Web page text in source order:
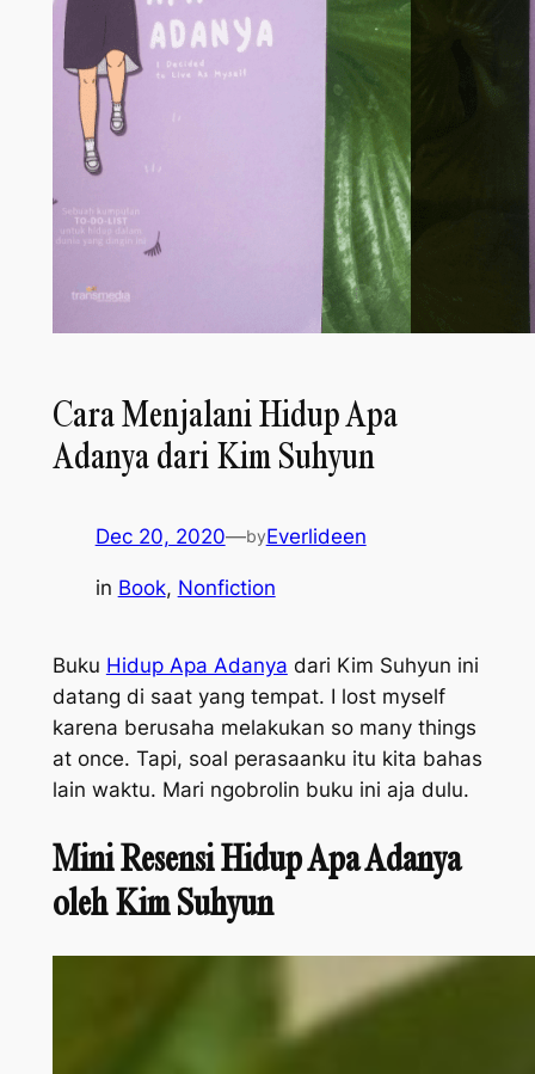
Cara Menjalani Hidup Apa
Adanya dari Kim Suhyun
Dec 20, 2020—byEverlideen
in Book, Nonfiction
Buku Hidup Apa Adanya dari Kim Suhyun ini
datang di saat yang tempat. I lost myself
karena berusaha melakukan so many things
at once. Tapi, soal perasaanku itu kita bahas
lain waktu. Mari ngobrolin buku ini aja dulu.
Mini Resensi Hidup Apa Adanya
oleh Kim Suhyun